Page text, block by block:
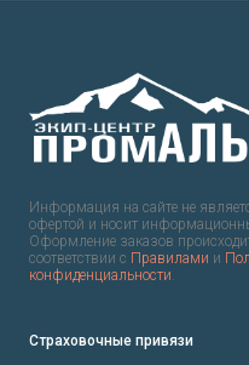
Информация на сайте не
офертой и носит
Оформление заказов
соответствии с Правилами и
конфиденциальности.
Страховочные привязи